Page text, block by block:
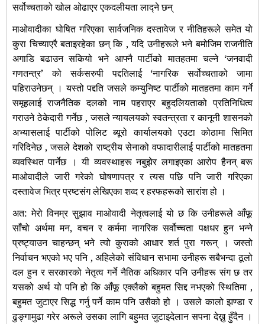
सर्वोच्चताको खोल ओढाएर एकदलीयता लाद्ने छन्
माओवादीका घोषित गरिएका सार्वजनिक दस्तावेज र नीतिहरूले समेत यो
कुरा चिच्याएरै बताइरहेका छन् कि , यदि उनीहरूले भने बमोजिम राजनीति
अगाडि बढाउन सकियो भने आफ्नै पार्टीको मातहतमा चल्ने ‘जनवादी
गणतन्त्र’ को सर्कसरुपी पद्दतिलाई ‘नागरिक सर्वोच्चताको जामा
पहिराउनेछन् । यस्तो पद्दति जसले कम्युनिष्ट पार्टीको मातहतमा काम गर्ने
समूहलाई राजनैतिक दलको नाम पहराएर बहुदलियताको प्रतिनिधित्व
गराउने ठेकेदारी गर्नेछ , जसले न्यायलयको स्वतन्त्रता र कानूनी शासनको
अभ्यासलाई पार्टीको पोलिट ब्यूरो कार्यालयको एउटा कोठामा सिमित
गरिदिनेछ , जसले देशको राष्ट्रीय सेनाको वफादारीलाई पार्टीको मातहतमा
व्यवस्थित पार्नेछ । यी व्यवस्थाहरू नबुझेर लगाइएका आरोप हैनन् बरू
माओवादीले जारी गरेको घोषणापत्र र त्यस पछि पनि जारी गरिएका
दस्तावेज भित्र प्रष्टसंग लेखिएका शव्द र हरफहरूको सारांश हो ।
अत: मेरो विनम्र सुझाव माओवादी नेतृत्वलाई यो छ कि उनीहरूले आँफू
साँचो अर्थमा मन, वचन र कर्ममा नागरिक सर्वोच्चता पक्षधर हुन भन्ने
प्रष्ट्याउन चाहन्छन् भने त्यो कुराको आधार शर्त पुरा गरून् । जस्तो
निर्वाचन भएको भए पनि , अहिलेको संविधान सभामा उनीहरू सबैभन्दा ठूलो
दल हुन र सरकारको नेतृत्व गर्ने नैतिक अधिकार पनि उनीहरू संग छ तर
यसको अर्थ यो पनि हो कि आँफू एक्लैको बहुमत सिद्द नभएको स्थितिमा ,
बहुमत जुटाएर सिद्ध गर्नु पर्ने काम पनि उसैको हो । उसले कालो झण्डा र
ढुङ्गामुढा गरेर अरूले उसका लागि बहुमत जुटाइदेलान सपना देख्नु हुँदैन ।